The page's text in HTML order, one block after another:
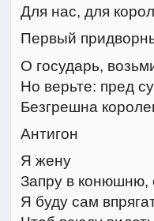
Для нас, для
Первый
О государь,
Но верьте: пред
Безгрешна
Антигон
Я жену
Запру в конюшню,
Я буду сам